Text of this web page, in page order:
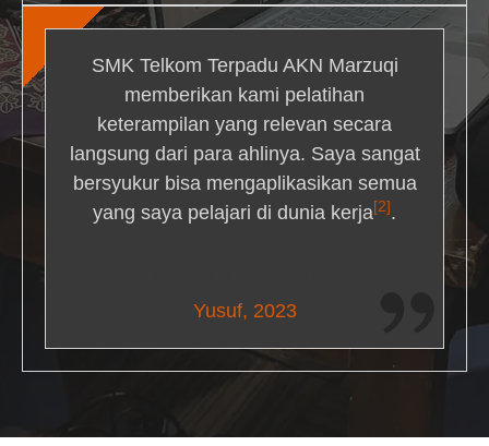
SMK Telkom Terpadu AKN Marzuqi
memberikan kami pelatihan
keterampilan yang relevan secara
langsung dari para ahlinya. Saya sangat
bersyukur bisa mengaplikasikan semua
yang saya pelajari di dunia kerja[2] .
Yusuf, 2023